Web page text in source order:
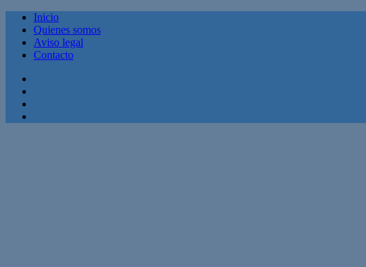
Inicio
Quienes somos
Aviso legal
Contacto